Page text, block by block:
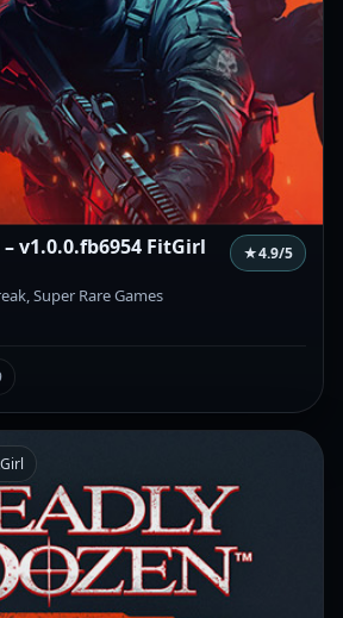
v1.0.0.fb6954 FitGirl ★4.9/5
Super Rare Games